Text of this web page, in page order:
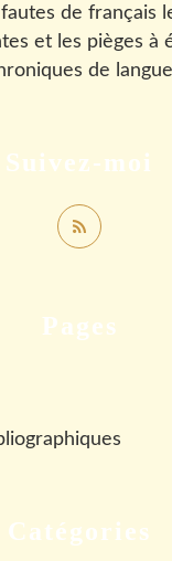
Catégories
Pages
Suivez-moi
de français
et les pièges à
de